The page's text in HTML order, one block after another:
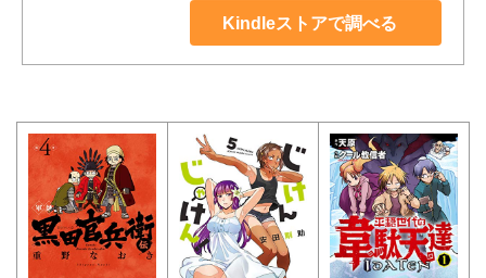
Kindleストアで調べる